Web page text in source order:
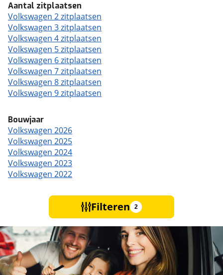
Aantal zitplaatsen
Volkswagen 2 zitplaatsen
Volkswagen 3 zitplaatsen
Volkswagen 4 zitplaatsen
Volkswagen 5 zitplaatsen
Volkswagen 6 zitplaatsen
Volkswagen 7 zitplaatsen
Volkswagen 8 zitplaatsen
Volkswagen 9 zitplaatsen
Bouwjaar
Volkswagen 2026
Volkswagen 2025
Volkswagen 2024
Volkswagen 2023
Volkswagen 2022
Filteren 2